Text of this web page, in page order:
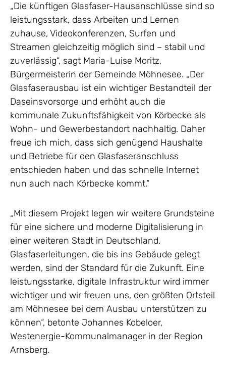
„Die künftigen Glasfaser-Hausanschlüsse sind so
leistungsstark, dass Arbeiten und Lernen
zuhause, Videokonferenzen, Surfen und
Streamen gleichzeitig möglich sind – stabil und
zuverlässig“, sagt Maria-Luise Moritz,
Bürgermeisterin der Gemeinde Möhnesee. „Der
Glasfaserausbau ist ein wichtiger Bestandteil der
Daseinsvorsorge und erhöht auch die
kommunale Zukunftsfähigkeit von Körbecke als
Wohn- und Gewerbestandort nachhaltig. Daher
freue ich mich, dass sich genügend Haushalte
und Betriebe für den Glasfaseranschluss
entschieden haben und das schnelle Internet
nun auch nach Körbecke kommt.“
„Mit diesem Projekt legen wir weitere Grundsteine
für eine sichere und moderne Digitalisierung in
einer weiteren Stadt in Deutschland.
Glasfaserleitungen, die bis ins Gebäude gelegt
werden, sind der Standard für die Zukunft. Eine
leistungsstarke, digitale Infrastruktur wird immer
wichtiger und wir freuen uns, den größten Ortsteil
am Möhnesee bei dem Ausbau unterstützen zu
können“, betonte Johannes Kobeloer,
Westenergie-Kommunalmanager in der Region
Arnsberg.